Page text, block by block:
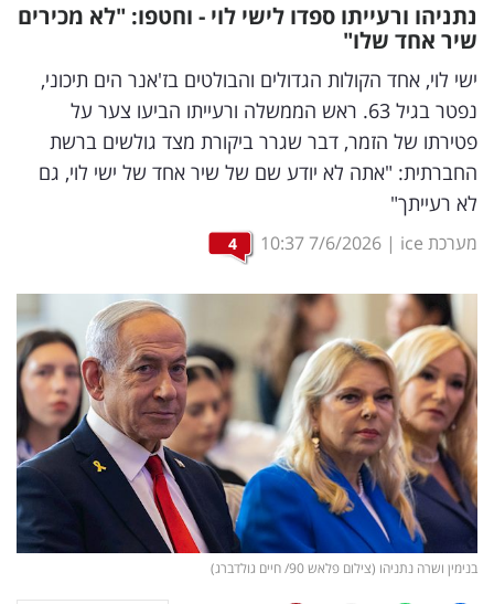
דיגיטל
וטק
שיווק
ופרסום
משפט
ומחקרים
דעות
רכילות
עסקית
קריפטו
ויראלי
נתניהו ורעייתו ספדו לישי לוי - וחטפו: "לא מכירים
שיר אחד שלו"
ישי לוי, אחד הקולות הגדולים והבולטים בז'אנר הים תיכוני,
נפטר בגיל 63. ראש הממשלה ורעייתו הביעו צער על
פטירתו של הזמר, דבר שגרר ביקורת מצד גולשים ברשת
החברתית: "אתה לא יודע שם של שיר אחד של ישי לוי, גם
לא רעייתך"
מערכת ice |
7/6/2026
10:37
4
בנימין ושרה נתניהו (צילום פלאש 90/ חיים גולדברג)